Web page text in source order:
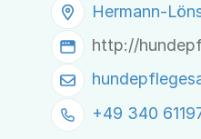
Hermann-
http://
+49 340